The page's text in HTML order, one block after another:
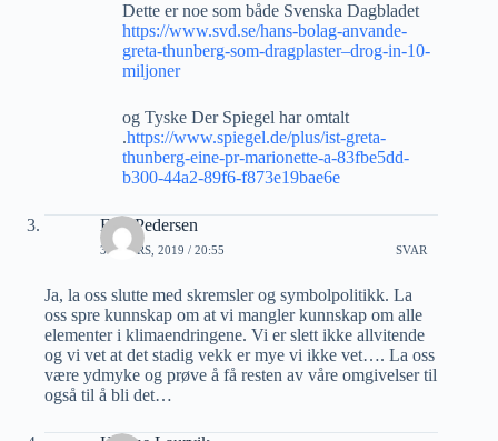
Dette er noe som både Svenska Dagbladet
https://www.svd.se/hans-bolag-anvande-
greta-thunberg-som-dragplaster–drog-in-10-
miljoner
og Tyske Der Spiegel har omtalt
.https://www.spiegel.de/plus/ist-greta-
thunberg-eine-pr-marionette-a-83fbe5dd-
b300-44a2-89f6-f873e19bae6e
Erik Pedersen
30 MARS, 2019 / 20:55 SVAR
Ja, la oss slutte med skremsler og symbolpolitikk. La
oss spre kunnskap om at vi mangler kunnskap om alle
elementer i klimaendringene. Vi er slett ikke allvitende
og vi vet at det stadig vekk er mye vi ikke vet…. La oss
være ydmyke og prøve å få resten av våre omgivelser til
også til å bli det…